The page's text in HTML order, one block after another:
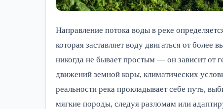
Направление потока воды в реке
которая заставляет воду двигаться от более
никогда не бывает простым — он зависит от
движений земной коры, климатических
реальности река прокладывает себе путь,
мягкие породы, следуя разломам или